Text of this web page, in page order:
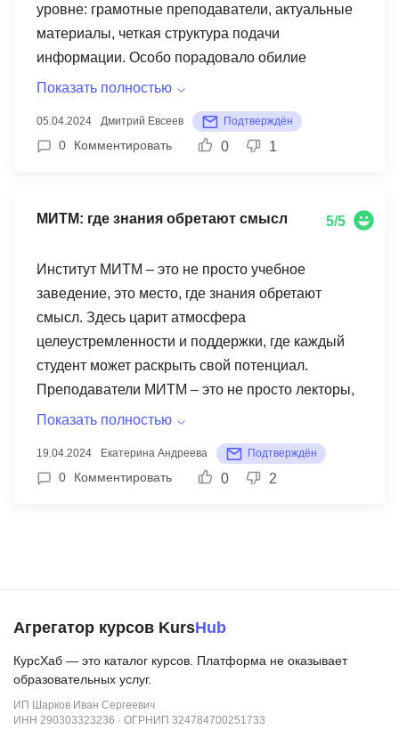
уровне: грамотные преподаватели, актуальные
материалы, четкая структура подачи
информации. Особо порадовало обилие
практических заданий и примеров из реальных
освоить материал, но и сразу же отработать
навыки на практике. Отдельно хочу отметить
Показать полностью
05.04.2024 Дмитрий Евсеев Подтверждён
0 Комментировать 0 1
МИТМ: где знания обретают смысл 5/5
Институт МИТМ – это не просто учебное
заведение, это место, где знания обретают
смысл. Здесь царит атмосфера
целеустремленности и поддержки, где каждый
студент может раскрыть свой потенциал.
Преподаватели МИТМ – это не просто лекторы,
это наставники, которые умеют найти подход к
доступно объясняют материал, но и зажигают
интерес к учебе, делая процесс познания
Показать полностью
19.04.2024 Екатерина Андреева Подтверждён
0 Комментировать 0 2
Агрегатор курсов KursHub
КурсХаб — это каталог курсов. Платформа не оказывает
образовательных услуг.
ИП Шарков Иван Сергеевич
ИНН 290303323236 · ОГРНИП 324784700251733